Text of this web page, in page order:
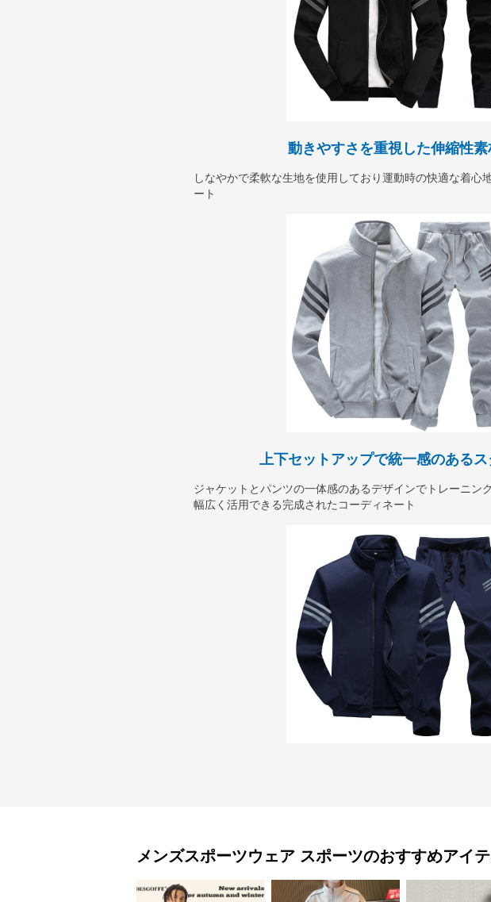
動きやすさを重視した伸縮性素
しなやかで柔軟な生地を使用しており運動時の快適な着心
ート
上下セットアップで統一感のある
ジャケットとパンツの一体感のあるデザインでトレーニン
幅広く活用できる完成されたコーディネート
メンズスポーツウェア スポーツのおすすめアイ